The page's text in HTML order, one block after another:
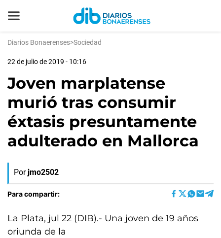
Diarios Bonaerenses>Sociedad
22 de julio de 2019 - 10:16
Joven marplatense
murió tras consumir
éxtasis presuntamente
adulterado en Mallorca
Por jmo2502
Para compartir:
La Plata, jul 22 (DIB).- Una joven de 19 años
oriunda de la